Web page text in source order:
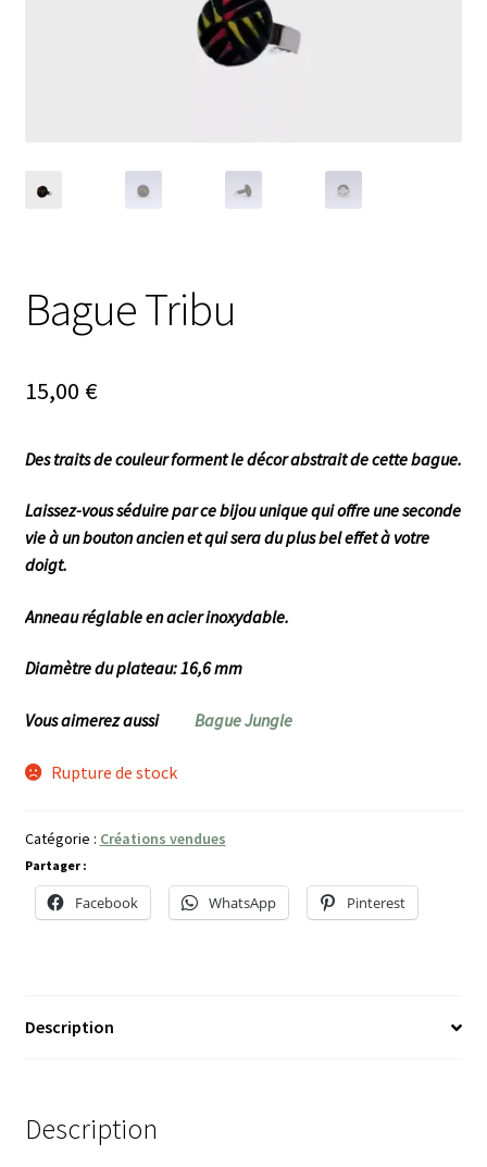
Bague Tribu
15,00 €
Des traits de couleur forment le décor abstrait de cette bague.
Laissez-vous séduire par ce bijou unique qui offre une seconde
vie à un bouton ancien et qui sera du plus bel effet à votre
doigt.
Anneau réglable en acier inoxydable.
Diamètre du plateau: 16,6 mm
Vous aimerez aussi Bague Jungle
Rupture de stock
Catégorie : Créations vendues
Partager :
Facebook WhatsApp Pinterest
Description
Description